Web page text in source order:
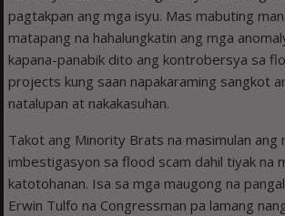
pagtakpan ang mga isyu. Mas mabuting
matapang na hahalungkatin ang mga
kapana-panabik dito ang kontrobersya sa
projects kung saan napakaraming sangkot
natalupan at nakakasuhan.
Takot ang Minority Brats na masimulan ang
imbestigasyon sa flood scam dahil tiyak na
katotohanan. Isa sa mga maugong na
Erwin Tulfo na Congressman pa lamang